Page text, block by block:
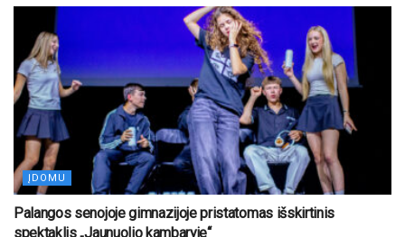
ĮDOMU
Palangos senojoje gimnazijoje pristatomas išskirtinis
spektaklis „Jaunuolio kambaryje“